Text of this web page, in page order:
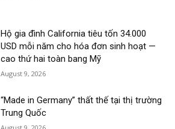
Hộ gia đình California tiêu tốn 34.000
USD mỗi năm cho hóa đơn sinh hoạt —
cao thứ hai toàn bang Mỹ
August 9, 2026
“Made in Germany” thất thế tại thị trường
Trung Quốc